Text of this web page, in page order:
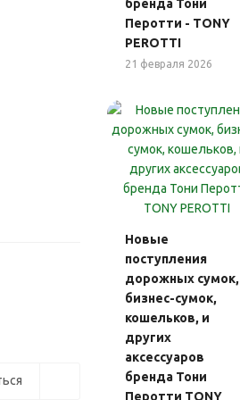
бренда Тони
Перотти - TONY
PEROTTI
21 февраля 2026
Новые
поступления
дорожных сумок,
бизнес-сумок,
кошельков, и
других
аксессуаров
бренда Тони
Перотти TONY